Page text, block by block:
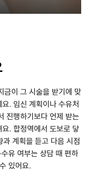
금이 그 시술을 받기에 맞
. 임신 계획이나 수유처
진행하기보다 언제 받는
. 합정역에서 도보로 닿
계획을 듣고 다음 시점
유 여부는 상담 때 편하
있어요.